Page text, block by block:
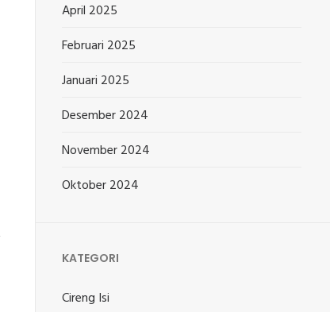
April 2025
Februari 2025
Januari 2025
Desember 2024
November 2024
Oktober 2024
KATEGORI
Cireng Isi